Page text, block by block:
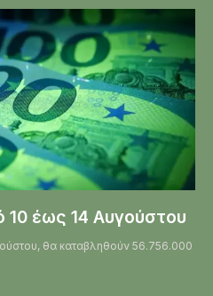
έως 14 Αυγούστου
θα καταβληθούν 56.756.000